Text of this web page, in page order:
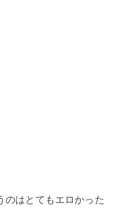
のはとてもエロかった